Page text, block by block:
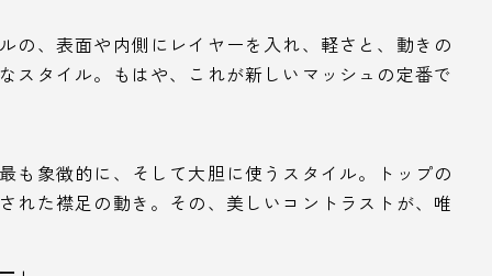
の、表面や内側にレイヤーを入れ、軽さと、動きの
スタイル。もはや、これが新しいマッシュの定番で
も象徴的に、そして大胆に使うスタイル。トップの
れた襟足の動き。その、美しいコントラストが、唯